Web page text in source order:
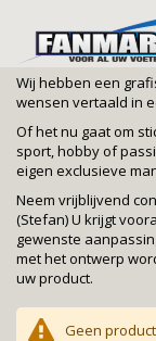
naar
inhoud
Wij hebben een
wensen vertaald in
Of het nu gaat om
sport, hobby of
eigen exclusieve
Neem vrijblijvend
(Stefan) U krijgt
gewenste
met het ontwerp
uw product.
Geen